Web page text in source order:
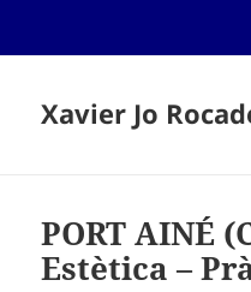
Xavier Jo
PORT AINÉ
Estètica –